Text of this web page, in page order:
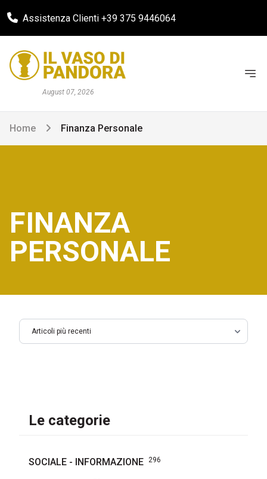
Assistenza Clienti +39 375 9446064
August 07, 2026
Home Finanza Personale
FINANZA
PERSONALE
Le categorie
SOCIALE - INFORMAZIONE 296